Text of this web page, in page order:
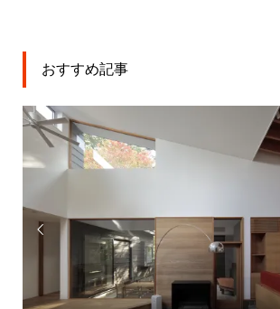
おすすめ記事
